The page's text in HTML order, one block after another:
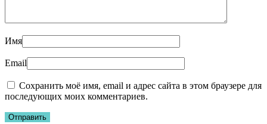
Имя
Email
Сохранить моё имя, email и адрес сайта в этом браузере для
последующих моих комментариев.